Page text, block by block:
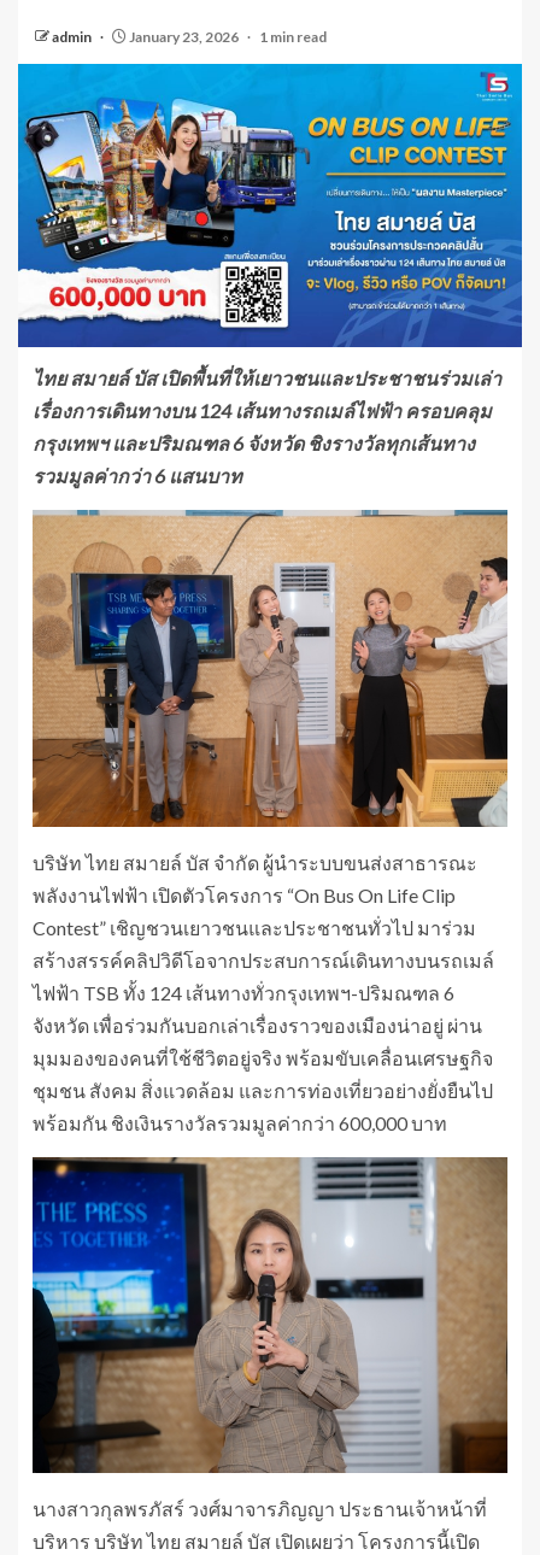
admin January 23, 2026 1 min read
ไทย สมายล์ บัส เปิดพื้นที่ให้เยาวชนและประชาชนร่วมเล่า
เรื่องการเดินทางบน 124 เส้นทางรถเมล์ไฟฟ้า ครอบคลุม
กรุงเทพฯ และปริมณฑล 6 จังหวัด ชิงรางวัลทุกเส้นทาง
รวมมูลค่ากว่า 6 แสนบาท
บริษัท ไทย สมายล์ บัส จำกัด ผู้นำระบบขนส่งสาธารณะ
พลังงานไฟฟ้า เปิดตัวโครงการ “On Bus On Life Clip
Contest” เชิญชวนเยาวชนและประชาชนทั่วไป มาร่วม
สร้างสรรค์คลิปวิดีโอจากประสบการณ์เดินทางบนรถเมล์
ไฟฟ้า TSB ทั้ง 124 เส้นทางทั่วกรุงเทพฯ-ปริมณฑล 6
จังหวัด เพื่อร่วมกันบอกเล่าเรื่องราวของเมืองน่าอยู่ ผ่าน
มุมมองของคนที่ใช้ชีวิตอยู่จริง พร้อมขับเคลื่อนเศรษฐกิจ
ชุมชน สังคม สิ่งแวดล้อม และการท่องเที่ยวอย่างยั่งยืนไป
พร้อมกัน ชิงเงินรางวัลรวมมูลค่ากว่า 600,000 บาท
นางสาวกุลพรภัสร์ วงศ์มาจารภิญญา ประธานเจ้าหน้าที่
บริหาร บริษัท ไทย สมายล์ บัส เปิดเผยว่า โครงการนี้เปิด